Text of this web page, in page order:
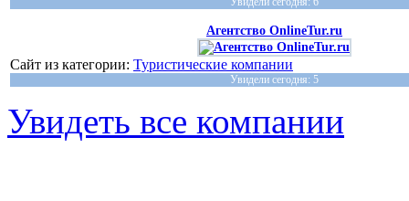
Агентство OnlineTur.ru
Сайт из категории: Туристические компании
Увидели сегодня: 5
Увидеть все компании